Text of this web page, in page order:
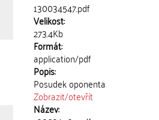
130034547.pdf
Velikost:
273.4Kb
Formát:
application/pdf
Popis:
Posudek oponenta
Zobrazit/otevřít
Název: